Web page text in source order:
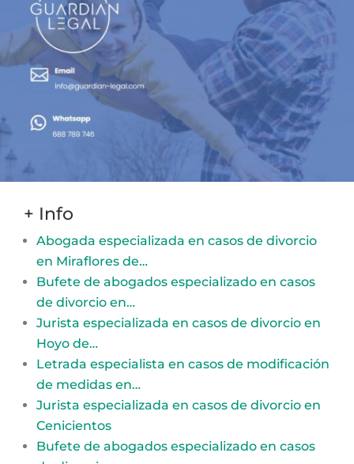
+ Info
Abogada especializada en casos de divorcio
en Miraflores de…
Bufete de abogados especializado en casos
de divorcio en…
Jurista especializada en casos de divorcio en
Hoyo de…
Letrada especialista en casos de modificación
de medidas en…
Jurista especializada en casos de divorcio en
Cenicientos
Bufete de abogados especializado en casos